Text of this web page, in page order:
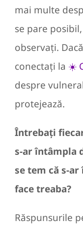
mai multe
se pare
observați.
conectați la ☀️
despre
protejează.
Întrebați
s-ar întâmpla
se tem că s-
face treaba?
Răspunsurile